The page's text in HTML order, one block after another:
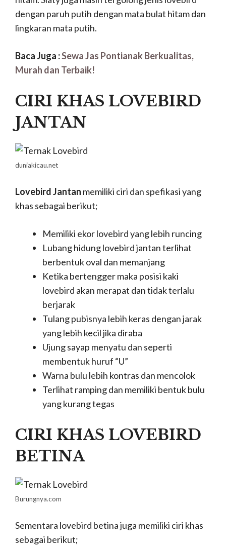
dengan paruh putih dengan mata bulat hitam dan
lingkaran mata putih.
Baca Juga :Sewa Jas Pontianak Berkualitas,
Murah dan Terbaik!
CIRI KHAS LOVEBIRD
JANTAN
duniakicau.net
Lovebird Jantan memiliki ciri dan spefikasi yang
khas sebagai berikut;
Memiliki ekor lovebird yang lebih runcing
Lubang hidung lovebird jantan terlihat
berbentuk oval dan memanjang
Ketika bertengger maka posisi kaki
lovebird akan merapat dan tidak terlalu
berjarak
Tulang pubisnya lebih keras dengan jarak
yang lebih kecil jika diraba
Ujung sayap menyatu dan seperti
membentuk huruf “U”
Warna bulu lebih kontras dan mencolok
Terlihat ramping dan memiliki bentuk bulu
yang kurang tegas
CIRI KHAS LOVEBIRD
BETINA
Burungnya.com
Sementara lovebird betina juga memiliki ciri khas
sebagai berikut;